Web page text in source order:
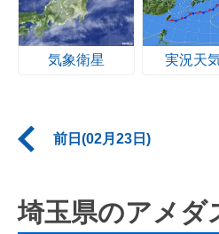
気象衛星 実況天
前日(02月23日)
埼玉県のアメダ